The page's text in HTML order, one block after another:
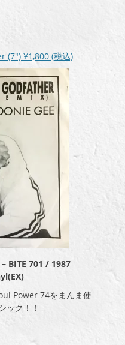
(7″) ¥1,800 (税込)
BITE 701 / 1987
Power 74をまんま使
ック！！